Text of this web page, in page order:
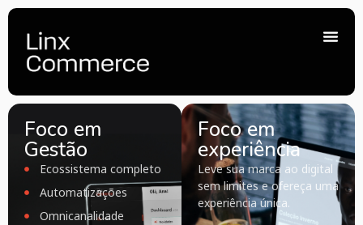
Foco em
Gestão
Ecossistema completo
Automatizações
Omnicanalidade
Foco em
experiência
Leve sua marca ao digital
sem limites e ofereça uma
experiência única.